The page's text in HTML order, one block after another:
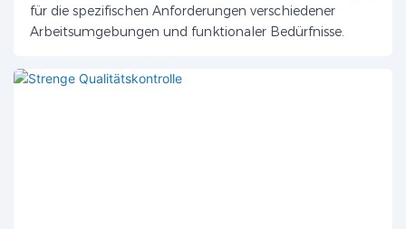
für die spezifischen Anforderungen verschiedener
Arbeitsumgebungen und funktionaler Bedürfnisse.